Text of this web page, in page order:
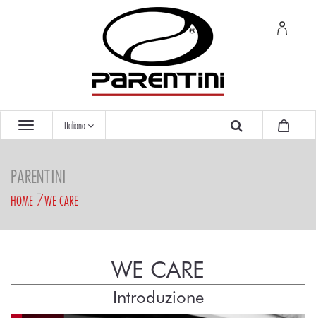
Italiano
PARENTINI
HOME WE CARE
WE CARE
Introduzione